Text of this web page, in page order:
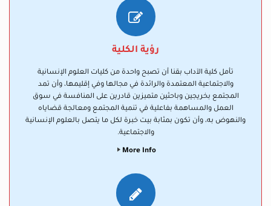
رؤية الكلية
تأمل كلية الآداب بقنا أن تصبح واحدة من كليات العلوم الإنسانية
والاجتماعية المعتمدة والرائدة في مجالها وفي إقليمها، وأن تمد
المجتمع بخريجين وباحثين متميزين قادرين على المنافسة في سوق
العمل والمساهمة بفاعلية في تنمية المجتمع ومعالجة قضاياه
والنهوض به، وأن تكون بمثابة بيت خبرة لكل ما يتصل بالعلوم الإنسانية
والاجتماعية.
More Info